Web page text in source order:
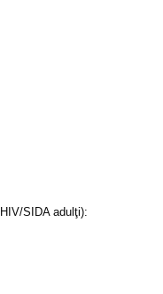
SIDA adulţi):